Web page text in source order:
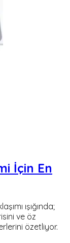
İçin En
ışığında;
ve öz
özetliyor.